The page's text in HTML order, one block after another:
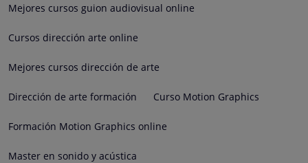
Mejores cursos guion audiovisual online
Cursos dirección arte online
Mejores cursos dirección de arte
Dirección de arte formación Curso Motion Graphics
Formación Motion Graphics online
Master en sonido y acústica